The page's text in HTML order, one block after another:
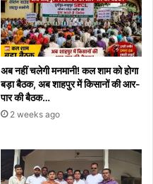
अब नहीं चलेगी मनमानी! कल शाम को होगा
बड़ा बैठक, अब शाहपुर में किसानों की आर-
पार की बैठक…
2 weeks ago